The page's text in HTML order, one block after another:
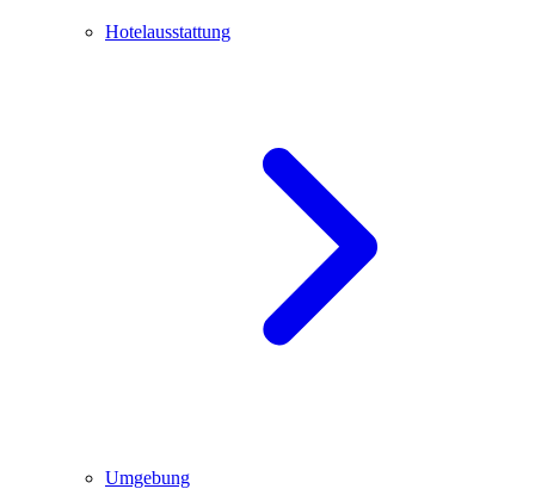
Hotelausstattung
Umgebung